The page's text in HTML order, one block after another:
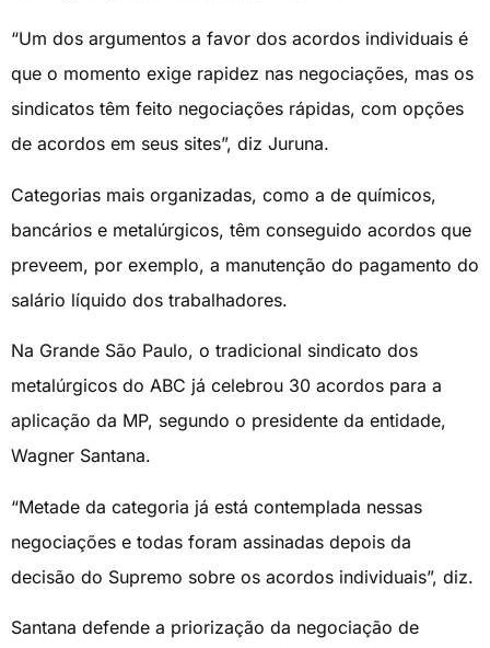
“Um dos argumentos a favor dos acordos individuais é
que o momento exige rapidez nas negociações, mas os
sindicatos têm feito negociações rápidas, com opções
de acordos em seus sites”, diz Juruna.
Categorias mais organizadas, como a de químicos,
bancários e metalúrgicos, têm conseguido acordos que
preveem, por exemplo, a manutenção do pagamento do
salário líquido dos trabalhadores.
Na Grande São Paulo, o tradicional sindicato dos
metalúrgicos do ABC já celebrou 30 acordos para a
aplicação da MP, segundo o presidente da entidade,
Wagner Santana.
“Metade da categoria já está contemplada nessas
negociações e todas foram assinadas depois da
decisão do Supremo sobre os acordos individuais”, diz.
Santana defende a priorização da negociação de